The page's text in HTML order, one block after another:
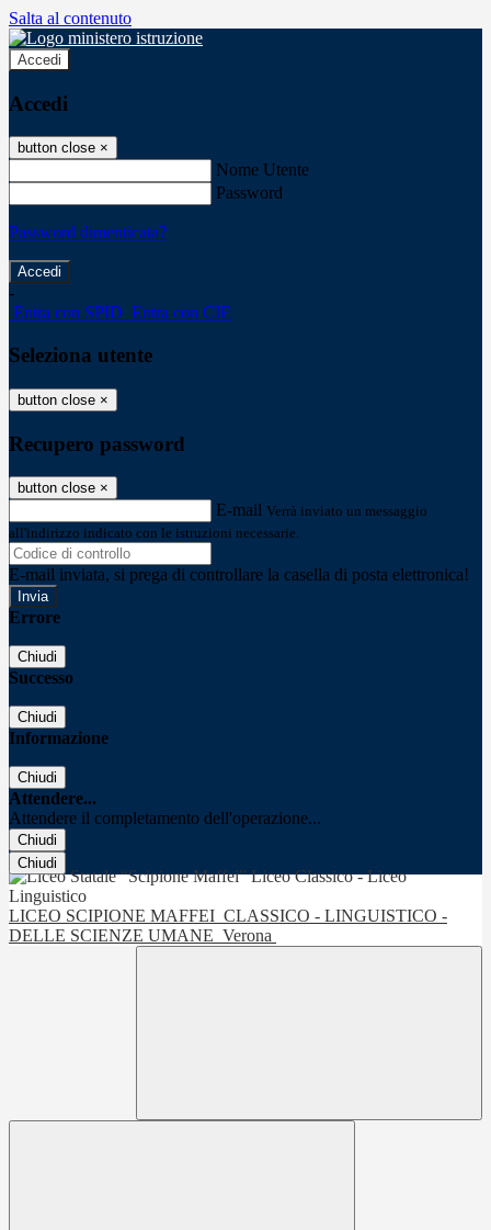
Salta al contenuto
Accedi
Accedi
button close ×
Nome Utente
Password
Password dimenticata?
-
Entra con SPID Entra con CIE
Seleziona utente
button close ×
Recupero password
button close ×
E-mail Verrà inviato un messaggio
all'indirizzo indicato con le istruzioni necessarie.
E-mail inviata, si prega di controllare la casella di posta elettronica!
Errore
Chiudi
Successo
Chiudi
Informazione
Chiudi
Attendere...
Attendere il completamento dell'operazione...
Chiudi
Chiudi
LICEO SCIPIONE MAFFEI CLASSICO - LINGUISTICO -
DELLE SCIENZE UMANE Verona